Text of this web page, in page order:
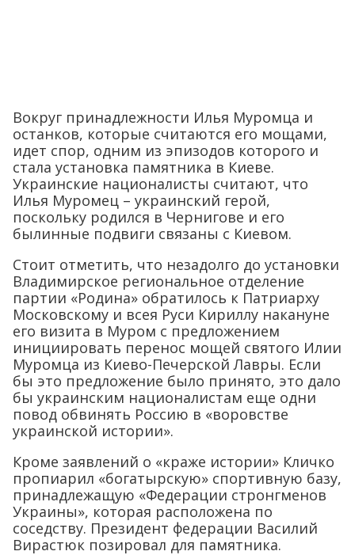
Вокруг принадлежности Илья Муромца и
останков, которые считаются его мощами,
идет спор, одним из эпизодов которого и
стала установка памятника в Киеве.
Украинские националисты считают, что
Илья Муромец – украинский герой,
поскольку родился в Чернигове и его
былинные подвиги связаны с Киевом.
Стоит отметить, что незадолго до установки
Владимирское региональное отделение
партии «Родина» обратилось к Патриарху
Московскому и всея Руси Кириллу накануне
его визита в Муром с предложением
инициировать перенос мощей святого Илии
Муромца из Киево-Печерской Лавры. Если
бы это предложение было принято, это дало
бы украинским националистам еще одни
повод обвинять Россию в «воровстве
украинской истории».
Кроме заявлений о «краже истории» Кличко
пропиарил «богатырскую» спортивную базу,
принадлежащую «Федерации стронгменов
Украины», которая расположена по
соседству. Президент федерации Василий
Вирастюк позировал для памятника.